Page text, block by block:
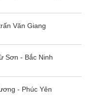
Văn Giang
Sơn - Bắc Ninh
- Phúc Yên